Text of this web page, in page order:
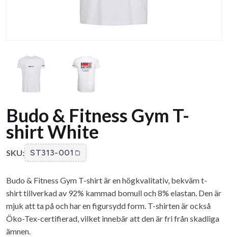
Budo & Fitness Gym T-
shirt White
SKU: ST313-001
Budo & Fitness Gym T-shirt är en högkvalitativ, bekväm t-
shirt tillverkad av 92% kammad bomull och 8% elastan. Den är
mjuk att ta på och har en figursydd form. T-shirten är också
Öko-Tex-certifierad, vilket innebär att den är fri från skadliga
ämnen.